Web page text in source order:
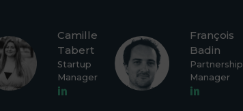
Camille
Tabert
Startup
Manager
François
Badin
Partnership
Manager